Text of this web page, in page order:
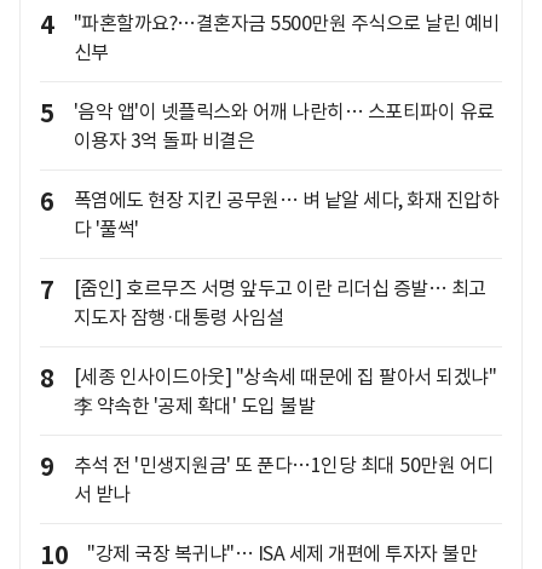
4
"파혼할까요?…결혼자금 5500만원 주식으로 날린 예비
신부
5
'음악 앱'이 넷플릭스와 어깨 나란히… 스포티파이 유료
이용자 3억 돌파 비결은
6
폭염에도 현장 지킨 공무원… 벼 낱알 세다, 화재 진압하
다 '풀썩'
7
[줌인] 호르무즈 서명 앞두고 이란 리더십 증발… 최고
지도자 잠행·대통령 사임설
8
[세종 인사이드아웃] "상속세 때문에 집 팔아서 되겠냐"
李 약속한 '공제 확대' 도입 불발
9
추석 전 '민생지원금' 또 푼다…1인당 최대 50만원 어디
서 받나
10 "강제 국장 복귀냐"… ISA 세제 개편에 투자자 불만